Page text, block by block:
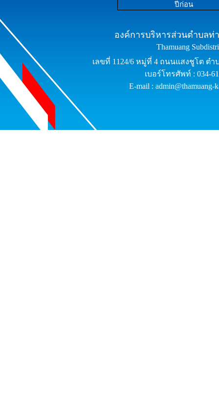
ปีก่อน
องค์การบริหารส่วนตำบลท่
Thamuang
เลขที่ 1124/6 หมู่ที่ 4 ถนนแสงชูโต ต
เบอร์โทรศัพท์ : 034-
E-mail : admin@thamuang-